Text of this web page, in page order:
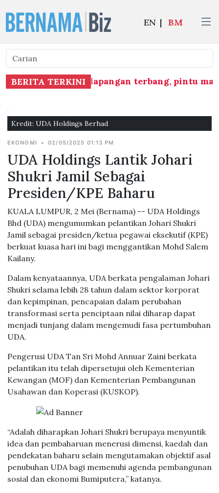
EN | BM
BERITA TERKINI
di semua lapangan terbang, pintu
Kredit: UDA Holdings Berhad
EKONOMI • 02/05/2025 01:13 PM
UDA Holdings Lantik Johari
Shukri Jamil Sebagai
Presiden/KPE Baharu
KUALA LUMPUR, 2 Mei (Bernama) -- UDA Holdings
Bhd (UDA) mengumumkan pelantikan Johari Shukri
Jamil sebagai presiden/ketua pegawai eksekutif (KPE)
berkuat kuasa hari ini bagi menggantikan Mohd Salem
Kailany.
Dalam kenyataannya, UDA berkata pengalaman Johari
Shukri selama lebih 28 tahun dalam sektor korporat
dan kepimpinan, pencapaian dalam perubahan
transformasi serta penciptaan nilai diharap dapat
menjadi tunjang dalam mengemudi fasa pertumbuhan
UDA.
Pengerusi UDA Tan Sri Mohd Annuar Zaini berkata
pelantikan itu telah dipersetujui oleh Kementerian
Kewangan (MOF) dan Kementerian Pembangunan
Usahawan dan Koperasi (KUSKOP).
“Adalah diharapkan Johari Shukri berupaya menyuntik
idea dan pembaharuan menerusi dimensi, kaedah dan
pendekatan baharu selain mengutamakan objektif asal
penubuhan UDA bagi memenuhi agenda pembangunan
sosial dan ekonomi Bumiputera,” katanya.